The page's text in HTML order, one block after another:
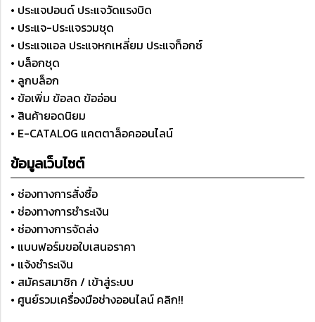
• ประแจปอนด์ ประแจวัดแรงบิด
• ประแจ-ประแจรวมชุด
• ประแจแอล ประแจหกเหลี่ยม ประแจท็อกซ์
• บล็อกชุด
• ลูกบล็อก
• ข้อเพิ่ม ข้อลด ข้ออ่อน
• สินค้ายอดนิยม
• E-CATALOG แคตตาล็อคออนไลน์
ข้อมูลเว็บไซต์
• ช่องทางการสั่งซื้อ
• ช่องทางการชำระเงิน
• ช่องทางการจัดส่ง
• แบบฟอร์มขอใบเสนอราคา
• แจ้งชำระเงิน
• สมัครสมาชิก / เข้าสู่ระบบ
• ศูนย์รวมเครื่องมือช่างออนไลน์ คลิก!!